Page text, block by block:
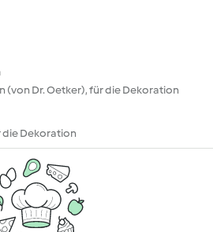
(von Dr. Oetker), für die Dekoration
die Dekoration